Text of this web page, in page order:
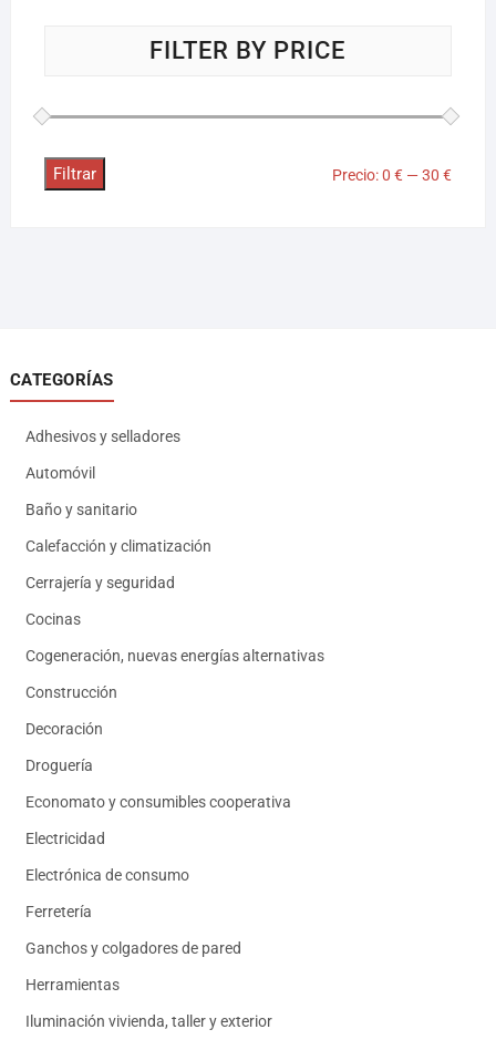
FILTER BY PRICE
Filtrar Precio:0 € —30 €
CATEGORÍAS
Adhesivos y selladores
Automóvil
Baño y sanitario
Calefacción y climatización
Cerrajería y seguridad
Cocinas
Cogeneración, nuevas energías alternativas
Construcción
Decoración
Droguería
Economato y consumibles cooperativa
Electricidad
Electrónica de consumo
Ferretería
Ganchos y colgadores de pared
Herramientas
Iluminación vivienda, taller y exterior